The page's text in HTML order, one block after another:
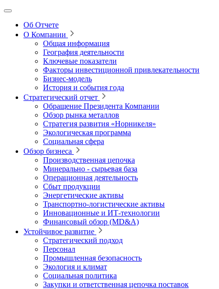
Об Отчете
О Компании
Общая информация
География деятельности
Ключевые показатели
Факторы инвестиционной привлекательности
Бизнес-модель
История и события года
Стратегический отчет
Обращение Президента Компании
Обзор рынка металлов
Стратегия развития «Норникеля»
Экологическая программа
Социальная сфера
Обзор бизнеса
Производственная цепочка
Минерально ‑ сырьевая база
Операционная деятельность
Сбыт продукции
Энергетические активы
Транспортно-логистические активы
Инновационные и ИТ‑технологии
Финансовый обзор (MD&A)
Устойчивое развитие
Стратегический подход
Персонал
Промышленная безопасность
Экология и климат
Социальная политика
Закупки и ответственная цепочка поставок